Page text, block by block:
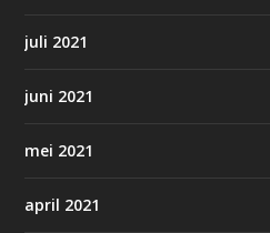
juli 2021
juni 2021
mei 2021
april 2021